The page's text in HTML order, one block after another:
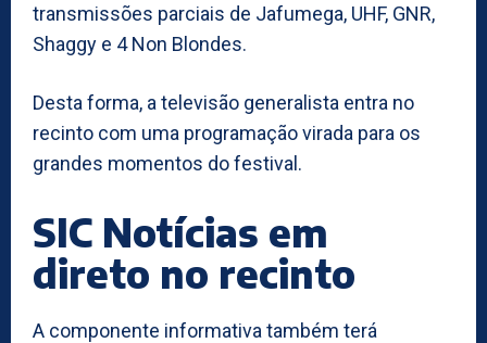
transmissões parciais de Jafumega, UHF, GNR,
Shaggy e 4 Non Blondes.
Desta forma, a televisão generalista entra no
recinto com uma programação virada para os
grandes momentos do festival.
SIC Notícias em
direto no recinto
A componente informativa também terá